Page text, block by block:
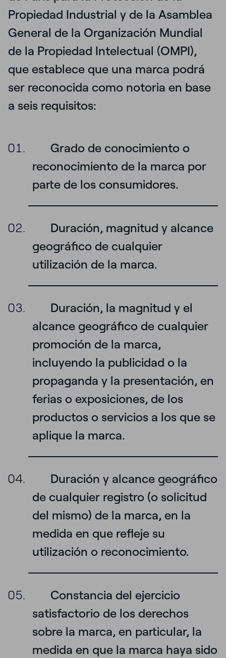
Propiedad Industrial y de la Asamblea
General de la Organización Mundial
de la Propiedad Intelectual (OMPI),
que establece que una marca podrá
ser reconocida como notoria en base
a seis requisitos:
Grado de conocimiento o
reconocimiento de la marca por
parte de los consumidores.
Duración, magnitud y alcance
geográfico de cualquier
utilización de la marca.
Duración, la magnitud y el
alcance geográfico de cualquier
promoción de la marca,
incluyendo la publicidad o la
propaganda y la presentación, en
ferias o exposiciones, de los
productos o servicios a los que se
aplique la marca.
Duración y alcance geográfico
de cualquier registro (o solicitud
del mismo) de la marca, en la
medida en que refleje su
utilización o reconocimiento.
Constancia del ejercicio
satisfactorio de los derechos
sobre la marca, en particular, la
medida en que la marca haya sido